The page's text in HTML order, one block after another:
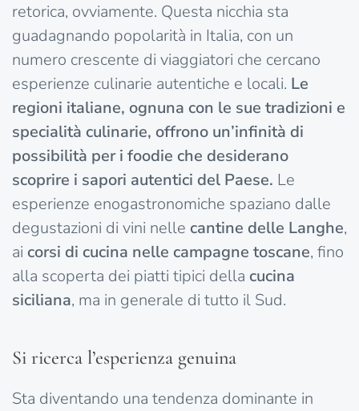
retorica, ovviamente. Questa nicchia sta
guadagnando popolarità in Italia, con un
numero crescente di viaggiatori che cercano
esperienze culinarie autentiche e locali. Le
regioni italiane, ognuna con le sue tradizioni e
specialità culinarie, offrono un’infinità di
possibilità per i foodie che desiderano
scoprire i sapori autentici del Paese. Le
esperienze enogastronomiche spaziano dalle
degustazioni di vini nelle cantine delle Langhe,
ai corsi di cucina nelle campagne toscane, fino
alla scoperta dei piatti tipici della cucina
siciliana, ma in generale di tutto il Sud.
Si ricerca l’esperienza genuina
Sta diventando una tendenza dominante in